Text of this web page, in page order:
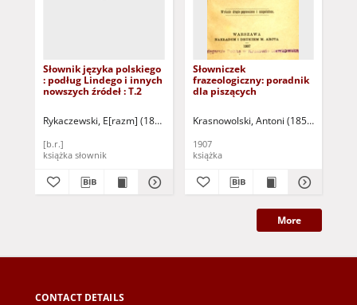
Słownik języka polskiego
: podług Lindego i innych
nowszych źródeł : T.2
Rykaczewski, E[razm] (1803-1873) Linde, Samuel Bogumił
[b.r.]
książka słownik
Słowniczek
frazeologiczny: poradnik
dla piszących
Krasnowolski, Antoni (1855-1911)
1907
książka
More
CONTACT DETAILS